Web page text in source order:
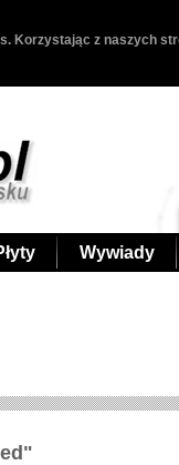
Korzystając z naszych
Wywiady